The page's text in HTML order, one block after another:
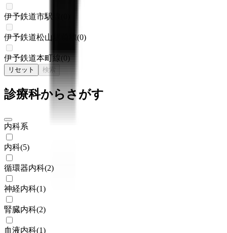
伊予鉄道市駅線
伊予鉄道松山駅前線(0)
伊予鉄道本町線(0)
リセット 検索
診療科からさがす
内科系
内科(5)
循環器内科(2)
神経内科(1)
腎臓内科(2)
血液内科(1)